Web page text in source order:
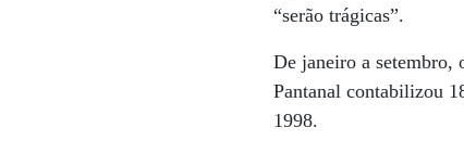
“serão trágicas”.
De janeiro a setembro,
Pantanal contabilizou
1998.